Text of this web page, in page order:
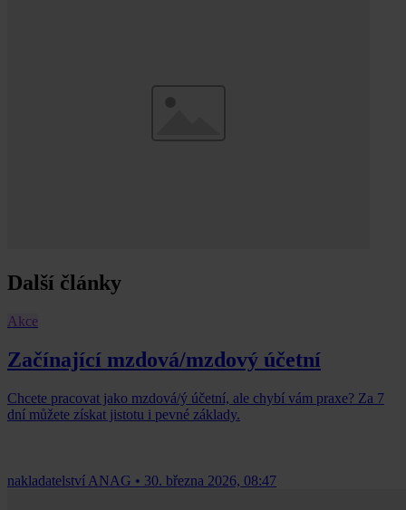
Další články
Akce
Začínající mzdová/mzdový účetní
Chcete pracovat jako mzdová/ý účetní, ale chybí vám praxe? Za 7
dní můžete získat jistotu i pevné základy.
nakladatelství ANAG • 30. března 2026, 08:47